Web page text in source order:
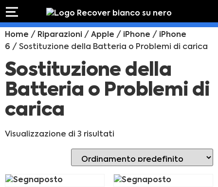
Preventivo online
PREVENTIVO RIPARAZIONE
Shop online
Rivenditori B2B
PREVENTIVO
Preventivo
RIPARAZIONE
schermo
Sostituzione
batteria
Home / Riparazioni / Apple / iPhone / iPhone
6 / Sostituzione della Batteria o Problemi di carica
Sostituzione della
Batteria o Problemi di
carica
Visualizzazione di 3 risultati